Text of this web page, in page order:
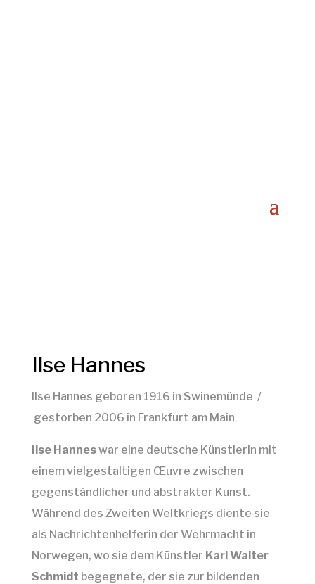
Ilse Hannes
Ilse Hannes geboren 1916 in Swinemünde /
gestorben 2006 in Frankfurt am Main
Ilse Hanneswar eine deutsche Künstlerin mit
einem vielgestaltigen Œuvre zwischen
gegenständlicher und abstrakter Kunst.
Während des Zweiten Weltkriegs diente sie
als Nachrichtenhelferin der Wehrmacht in
Norwegen, wo sie dem Künstler Karl Walter
Schmidt begegnete, der sie zur bildenden